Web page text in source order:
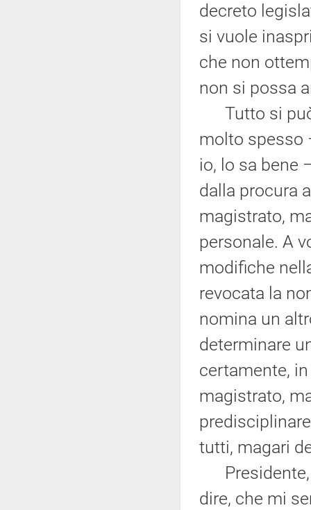
decreto
si vuole
che non
non si possa
Tutto si può
molto spesso
io, lo sa bene
dalla procura
magistrato,
personale. A
modifiche
revocata la
nomina un
determinare
certamente,
magistrato,
tutti, magari
Presidente,
dire, che mi